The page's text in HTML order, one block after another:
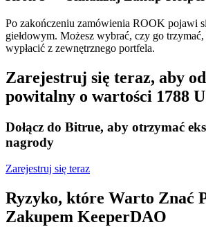
Bitruści Partnerzy
Po zakończeniu zamówienia ROOK pojawi
giełdowym. Możesz wybrać, czy go
wypłacić z zewnętrznego portfela.
Zarejestruj się teraz, aby
powitalny o wartości 1788
Dołącz do Bitrue, aby otrzymać
nagrody
Zarejestruj się teraz
Ryzyko, które Warto Znać
Zakupem KeeperDAO